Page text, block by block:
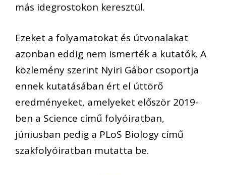
más idegrostokon keresztül.
Ezeket a folyamatokat és útvonalakat
azonban eddig nem ismerték a kutatók. A
közlemény szerint Nyiri Gábor csoportja
ennek kutatásában ért el úttörő
eredményeket, amelyeket először 2019-
ben a Science című folyóiratban,
júniusban pedig a PLoS Biology című
szakfolyóiratban mutatta be.